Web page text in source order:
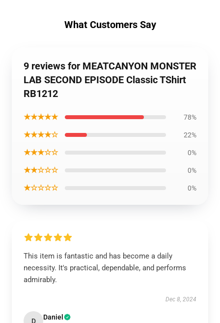
What Customers Say
9 reviews for MEATCANYON MONSTER
LAB SECOND EPISODE Classic TShirt
RB1212
★★★★★ 78%
★★★★☆ 22%
★★★☆☆ 0%
★★☆☆☆ 0%
★☆☆☆☆ 0%
This item is fantastic and has become a daily
necessity. It's practical, dependable, and performs
admirably.
Dec 8, 2024
D Daniel